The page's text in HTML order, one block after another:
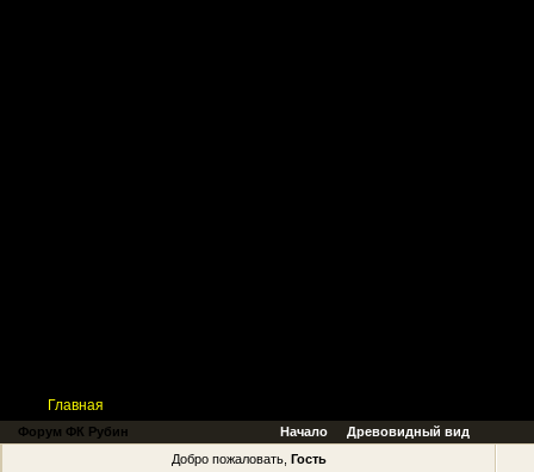
Главная
Форум ФК Рубин Начало
Древовидный вид
Добро пожаловать, Гость